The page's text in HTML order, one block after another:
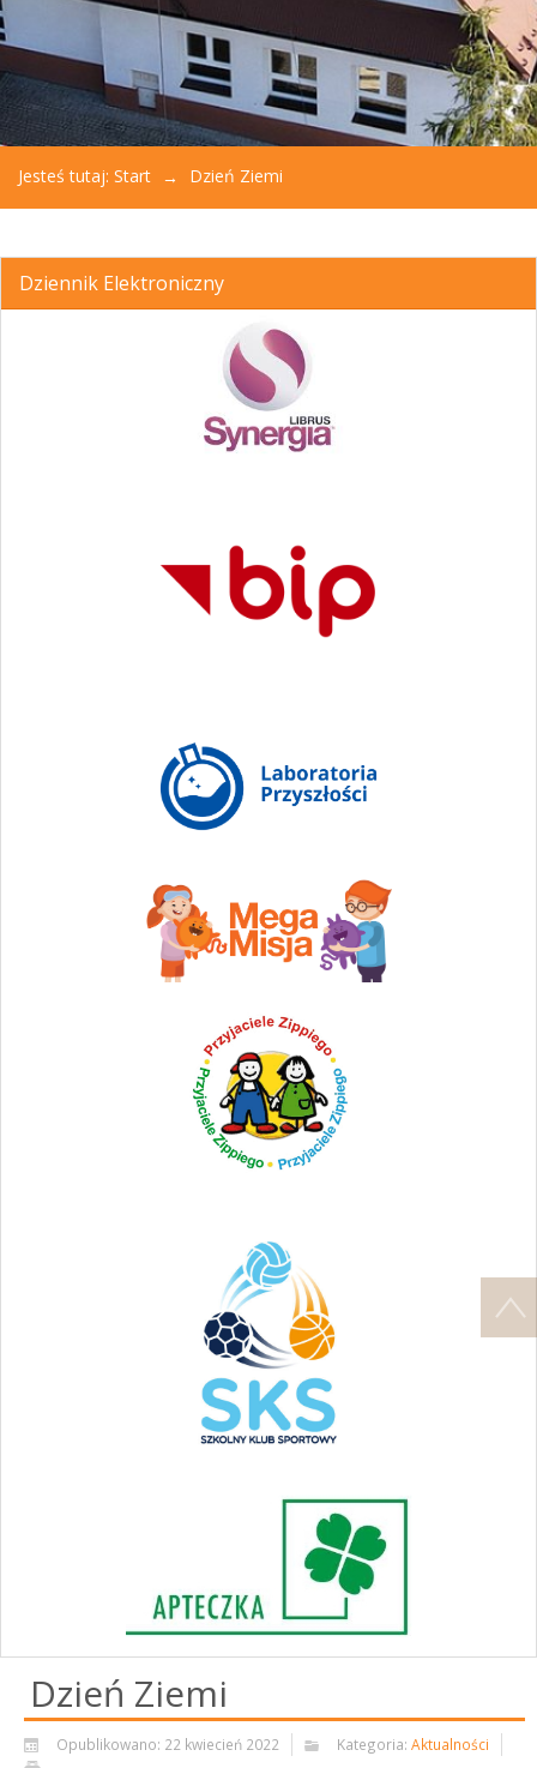
Jesteś tutaj: Start Dzień Ziemi
Dziennik Elektroniczny
Dzień Ziemi
Opublikowano: 22 kwiecień 2022 Kategoria: Aktualności